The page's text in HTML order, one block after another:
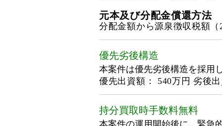
元本及び分配金償還方法
分配金額から源泉徴収税額
優先劣後構造
本案件は優先劣後構造を採用
優先出資額： 540万円 劣後
持分買取時手数料無料
本案件の運用開始後に、緊急